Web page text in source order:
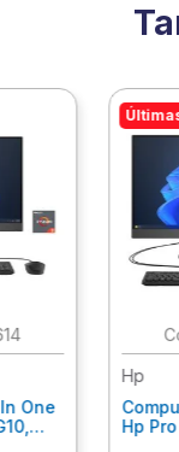
One
Hp
Hp